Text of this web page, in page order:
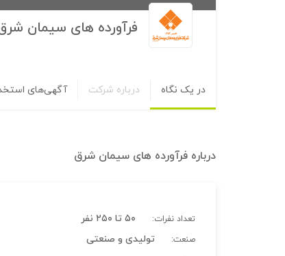
فرآورده های سیمان
در یک نگاه درباره شرکت آگهی‌های
درباره فرآورده های سیمان شرق
تعداد نفرات: ۵۰ تا ۲۵۰ نفر
صنعت: تولیدی و صنعتی